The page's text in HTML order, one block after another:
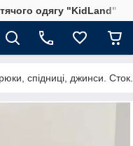
одягу "KidLand"
спідниці, джинси. Сток.